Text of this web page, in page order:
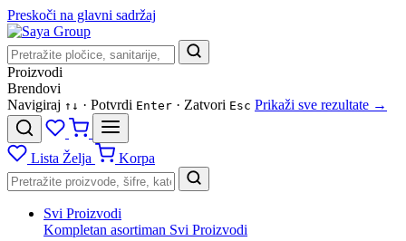
Preskoči na glavni sadržaj
Proizvodi
Brendovi
Navigiraj ↑ ↓ · Potvrdi Enter · Zatvori Esc Prikaži sve rezultate →
Lista Želja Korpa
Svi Proizvodi
Kompletan asortiman Svi Proizvodi